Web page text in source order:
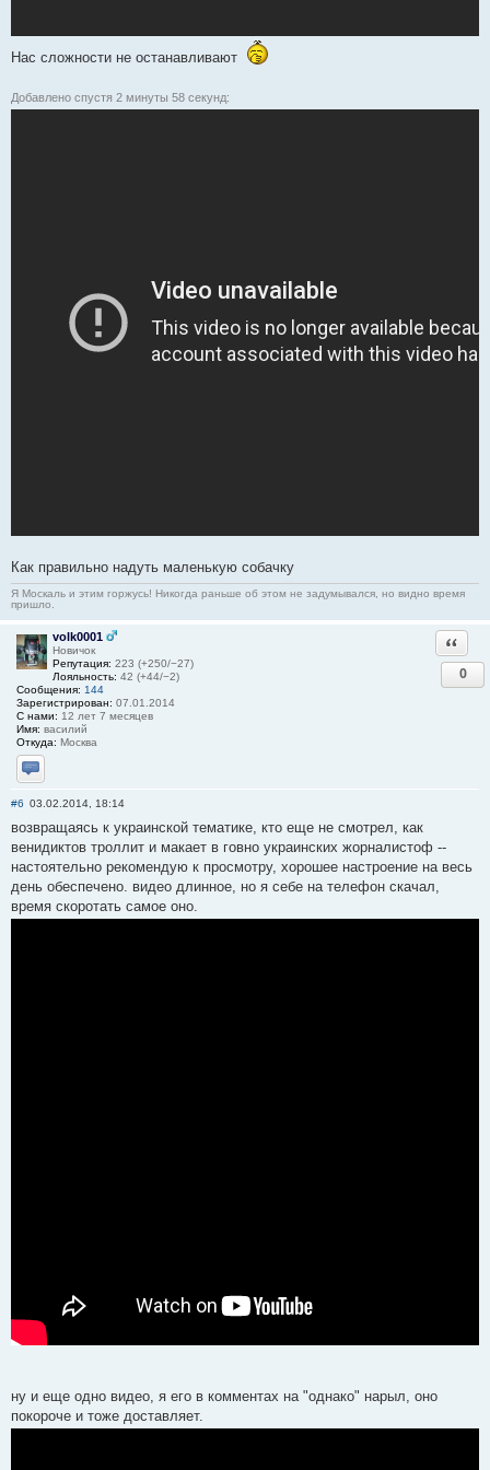
Нас сложности не останавливают
Добавлено спустя 2 минуты 58 секунд:
Как правильно надуть маленькую собачку
Я Москаль и этим горжусь! Никогда раньше об этом не задумывался, но видно время
пришло.
volk0001
Новичок
Репутация: 223 (+250/−27)
Лояльность: 42 (+44/−2)
Сообщения: 144
Зарегистрирован: 07.01.2014
С нами: 12 лет 7 месяцев
Имя: василий
Откуда: Москва
Отправить личное сообщение
0
#6 03.02.2014, 18:14
возвращаясь к украинской тематике, кто еще не смотрел, как
венидиктов троллит и макает в говно украинских жорналистоф --
настоятельно рекомендую к просмотру, хорошее настроение на весь
день обеспечено. видео длинное, но я себе на телефон скачал,
время скоротать самое оно.
ну и еще одно видео, я его в комментах на "однако" нарыл, оно
покороче и тоже доставляет.